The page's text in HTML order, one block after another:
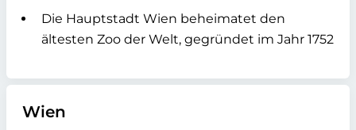
Die Hauptstadt Wien beheimatet den
ältesten Zoo der Welt, gegründet im Jahr 1752
Wien